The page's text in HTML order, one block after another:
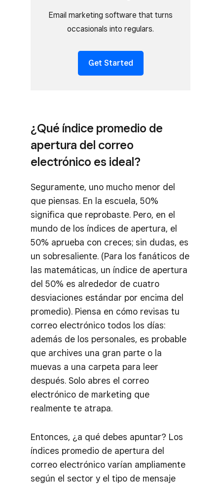
Email marketing software that turns
occasionals into regulars.
Get Started
¿Qué índice promedio de
apertura del correo
electrónico es ideal?
Seguramente, uno mucho menor del
que piensas. En la escuela, 50%
significa que reprobaste. Pero, en el
mundo de los índices de apertura, el
50% aprueba con creces; sin dudas, es
un sobresaliente. (Para los fanáticos de
las matemáticas, un índice de apertura
del 50% es alrededor de cuatro
desviaciones estándar por encima del
promedio). Piensa en cómo revisas tu
correo electrónico todos los días:
además de los personales, es probable
que archives una gran parte o la
muevas a una carpeta para leer
después. Solo abres el correo
electrónico de marketing que
realmente te atrapa.
Entonces, ¿a qué debes apuntar? Los
índices promedio de apertura del
correo electrónico varían ampliamente
según el sector y el tipo de mensaje